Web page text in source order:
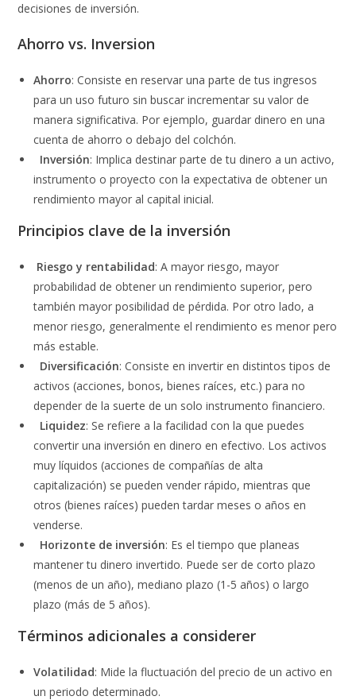
decisiones de inversión.
Ahorro vs. Inversion
Ahorro: Consiste en reservar una parte de tus ingresos
para un uso futuro sin buscar incrementar su valor de
manera significativa. Por ejemplo, guardar dinero en una
cuenta de ahorro o debajo del colchón.
Inversión: Implica destinar parte de tu dinero a un activo,
instrumento o proyecto con la expectativa de obtener un
rendimiento mayor al capital inicial.
Principios clave de la inversión
Riesgo y rentabilidad: A mayor riesgo, mayor
probabilidad de obtener un rendimiento superior, pero
también mayor posibilidad de pérdida. Por otro lado, a
menor riesgo, generalmente el rendimiento es menor pero
más estable.
Diversificación: Consiste en invertir en distintos tipos de
activos (acciones, bonos, bienes raíces, etc.) para no
depender de la suerte de un solo instrumento financiero.
Liquidez: Se refiere a la facilidad con la que puedes
convertir una inversión en dinero en efectivo. Los activos
muy líquidos (acciones de compañías de alta
capitalización) se pueden vender rápido, mientras que
otros (bienes raíces) pueden tardar meses o años en
venderse.
Horizonte de inversión: Es el tiempo que planeas
mantener tu dinero invertido. Puede ser de corto plazo
(menos de un año), mediano plazo (1-5 años) o largo
plazo (más de 5 años).
Términos adicionales a considerer
Volatilidad: Mide la fluctuación del precio de un activo en
un periodo determinado.